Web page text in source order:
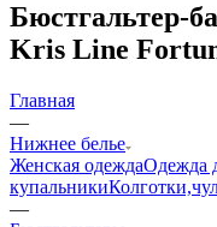
Бюстгальтер-
Kris Line
Главная
—
Нижнее белье
Женская одеждаОдежда
купальники
—